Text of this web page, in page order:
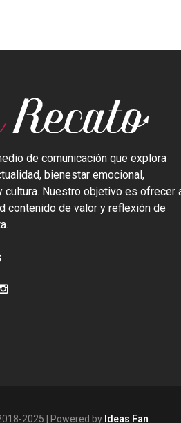
de comunicación que explora
bienestar emocional,
cultura. Nuestro objetivo es ofrecer
contenido de valor y reflexión de
2025 | Powered by Ideas Fan